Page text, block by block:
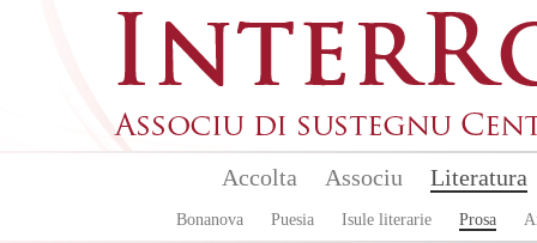
Accolta Associu Literatura
Bonanova Puesia Isule literarie Prosa